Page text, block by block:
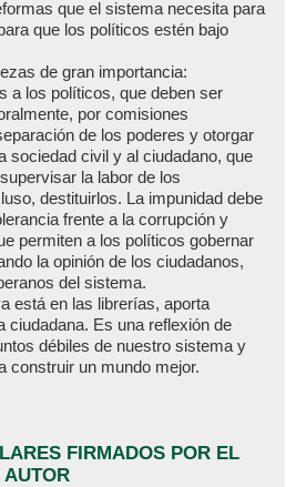
que el sistema necesita para
que los políticos estén bajo
de gran importancia:
a los políticos, que deben ser
por comisiones
de los poderes y otorgar
sociedad civil y al ciudadano, que
la labor de los
destituirlos. La impunidad debe
frente a la corrupción y
permiten a los políticos gobernar
la opinión de los ciudadanos,
del sistema.
está en las librerías, aporta
ciudadana. Es una reflexión de
débiles de nuestro sistema y
construir un mundo mejor.
FIRMADOS POR EL
AUTOR